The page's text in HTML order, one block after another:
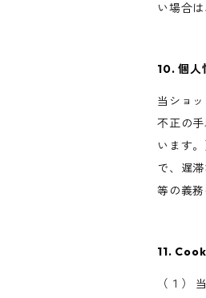
い場合
10. 個人
当ショ
不正の
います
で、遅
等の義
11.
（１）